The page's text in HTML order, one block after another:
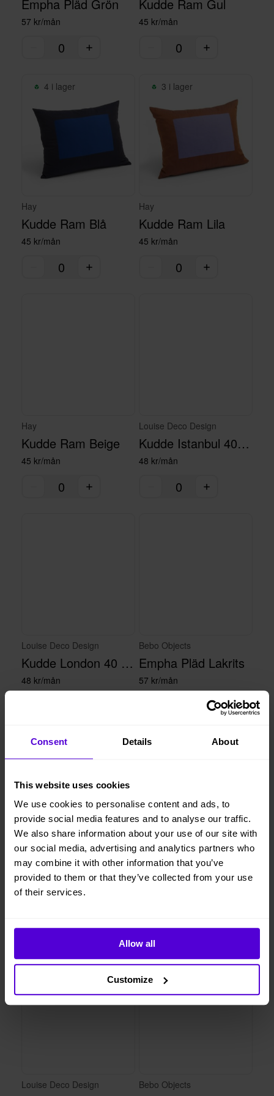
Consent Details About
This website uses cookies
We use cookies to personalise content and ads, to
provide social media features and to analyse our traffic.
We also share information about your use of our site with
our social media, advertising and analytics partners who
may combine it with other information that you’ve
provided to them or that they’ve collected from your use
of their services.
Allow all
Customize
Empha Pläd Grön
57 kr/mån
Kudde Ram Gul
45 kr/mån
4 i lager
Hay
Kudde Ram Blå
45 kr/mån
3 i lager
Hay
Kudde Ram Lila
45 kr/mån
Hay
Kudde Ram Beige
45 kr/mån
Louise Deco Design
Kudde Istanbul 40 x 60 cm
48 kr/mån
Louise Deco Design
Kudde London 40 x 60 cm
48 kr/mån
Bebo Objects
Empha Pläd Lakrits
57 kr/mån
Louise Deco Design
Kudde New York 40 x 60 cm
Louise Deco Design
Kudde Milano 40 x 60
Louise Deco Design Bebo Objects